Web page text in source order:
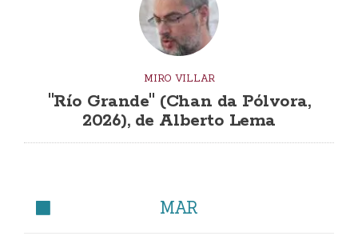
MIRO VILLAR
"Río Grande" (Chan da Pólvora,
2026), de Alberto Lema
MAR